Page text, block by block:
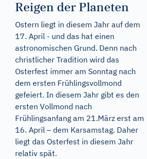
Reigen der Planeten
Ostern liegt in diesem Jahr auf dem
17. April - und das hat einen
astronomischen Grund. Denn nach
christlicher Tradition wird das
Osterfest immer am Sonntag nach
dem ersten Frühlingsvollmond
gefeiert. In diesem Jahr gibt es den
ersten Vollmond nach
Frühlingsanfang am 21.März erst am
16. April – dem Karsamstag. Daher
liegt das Osterfest in diesem Jahr
relativ spät.